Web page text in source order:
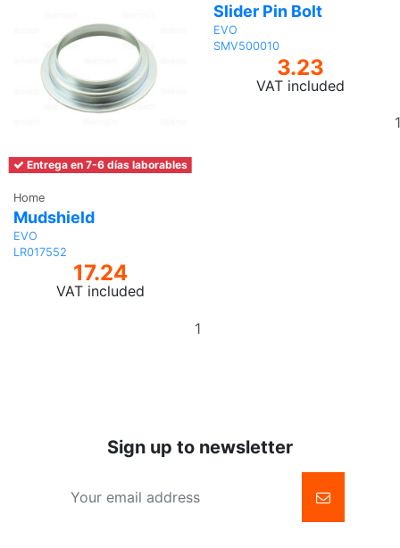
Entrega en 7-6 días laborables
Home
Mudshield
EVO
LR017552
17.24
VAT included
Slider Pin Bolt
EVO
SMV500010
3.23
VAT included
Sign up to newsletter